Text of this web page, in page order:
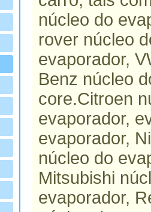
núcleo do
rover núcleo
evaporador,
Benz núcleo
core.Citroen
evaporador,
evaporador,
núcleo do
Mitsubishi
evaporador,